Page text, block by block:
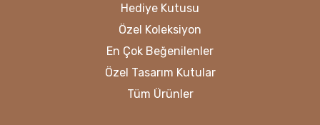
Hediye Kutusu
Özel Koleksiyon
En Çok Beğenilenler
Özel Tasarım Kutular
Tüm Ürünler